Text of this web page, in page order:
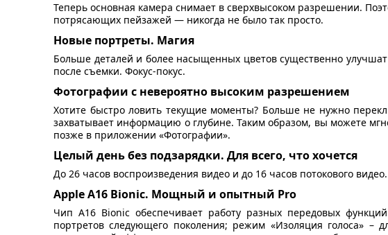
Теперь основная камера снимает в сверхвысоком разрешении.
потрясающих пейзажей — никогда не было так просто.
Новые портреты. Магия
Больше деталей и более насыщенных цветов существенно
после съемки. Фокус-покус.
Фотографии с невероятно высоким разрешением
Хотите быстро ловить текущие моменты? Больше не нужно
захватывает информацию о глубине. Таким образом, вы можете
позже в приложении «Фотографии».
Целый день без подзарядки. Для всего, что хочется
До 26 часов воспроизведения видео и до 16 часов потокового
Apple A16 Bionic. Мощный и опытный Pro
Чип A16 Bionic обеспечивает работу разных передовых
портретов следующего поколения; режим «Изоляция голоса»